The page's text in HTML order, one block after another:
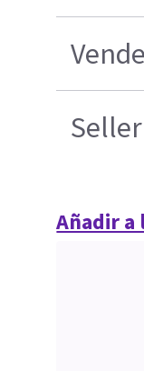
Seller
Añadir a